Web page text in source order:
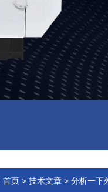
首页 > 技术文章 > 分析一下